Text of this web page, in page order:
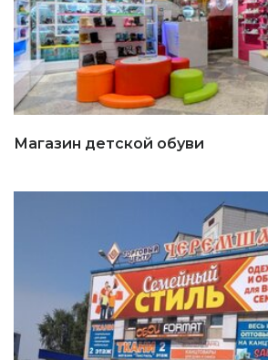
Магазин детской обуви